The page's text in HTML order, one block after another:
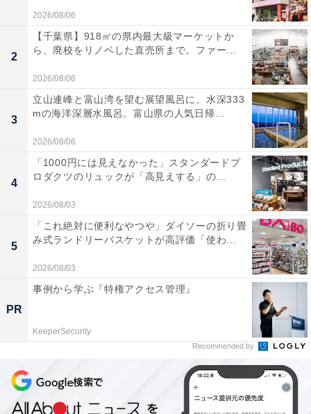
2026/08/06
2
【千葉県】918㎡の県内最大級マーケットか
ら、廃校をリノベした直売所まで。ファー...
2026/08/06
3
立山連峰と富山湾を望む展望風呂に、水深333
mの海洋深層水風呂。富山県の人気日帰...
2026/08/06
4
「1000円には見えなかった」スタンダードプ
ロダクツのリュックが「高見えする」の...
2026/08/03
5
「これ絶対に便利なやつや」ダイソーの折り畳
み式ランドリーバスケットが高評価「使わ...
2026/08/03
PR
事例から学ぶ『特権アクセス管理』
KeeperSecurity
Recommended by